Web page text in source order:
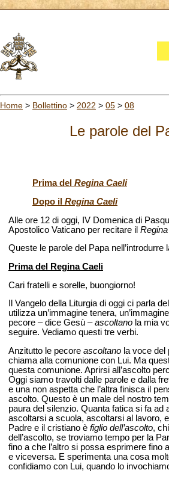
Home > Bollettino > 2022 > 05 > 08
Le parole del
Prima del Regina Caeli
Dopo il Regina Caeli
Alle ore 12 di oggi, IV Domenica di
Apostolico Vaticano per recitare il
Queste le parole del Papa nell’introdurre
Prima del Regina Caeli
Cari fratelli e sorelle, buongiorno!
Il Vangelo della Liturgia di oggi ci parla
utilizza un’immagine tenera,
pecore – dice Gesù –ascoltano la mia
seguire. Vediamo questi tre verbi.
Anzitutto le pecore ascoltano la voce del
chiama alla comunione con Lui. Ma
questa comunione. Aprirsi all’ascolto
Oggi siamo travolti dalle parole e dalla
e una non aspetta che l’altra finisca il
ascolto. Questo è un male del nostro
paura del silenzio. Quanta fatica si fa ad
ascoltarsi a scuola, ascoltarsi al lavoro,
Padre e il cristiano è figlio dell’ascolto,
dell’ascolto, se troviamo tempo per la
fino a che l’altro si possa esprimere
e viceversa. E sperimenta una cosa
confidiamo con Lui, quando lo